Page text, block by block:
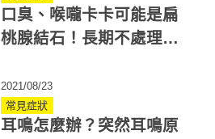
口臭、喉嚨卡卡可能是扁
桃腺結石！長期不處理恐
2021/08/23
常見症狀
耳鳴怎麼辦？突然耳鳴原